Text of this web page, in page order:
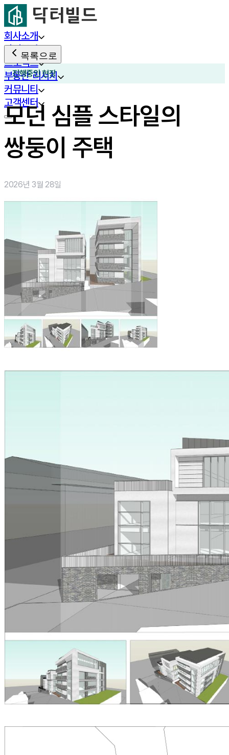
회사소개
사업분야
프로젝트
부동산 리서치
커뮤니티
고객센터
목록으로
진행중인 현장
모던 심플 스타일의
쌍둥이 주택
2026년 3월 28일